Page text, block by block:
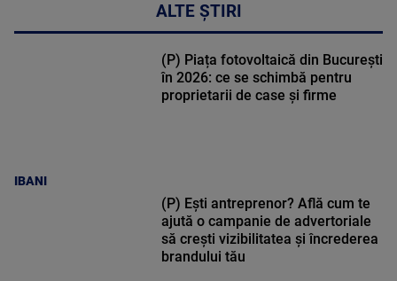
ALTE ȘTIRI
IBANI
(P) Piața fotovoltaică din București
în 2026: ce se schimbă pentru
proprietarii de case și firme
(P) Ești antreprenor? Află cum te
ajută o campanie de advertoriale
să crești vizibilitatea și încrederea
brandului tău